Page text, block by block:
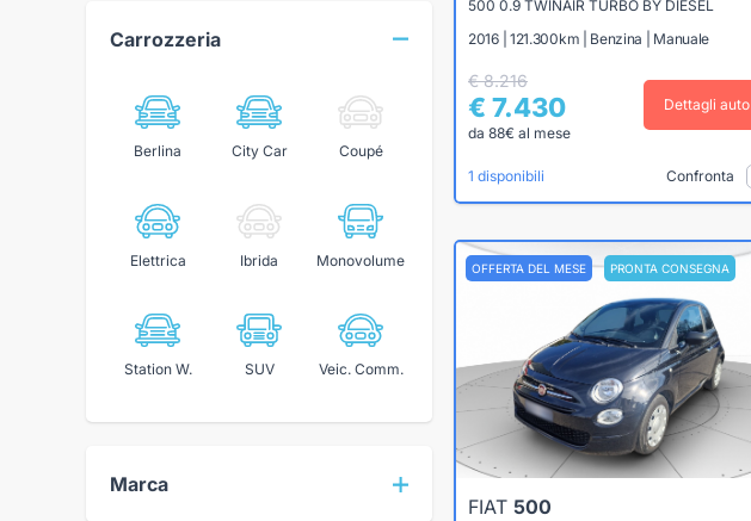
Carrozzeria
Berlina City Car Coupé
Elettrica Ibrida Monovolume
Station W. SUV Veic. Comm.
Marca
500 0.9 TWINAIR TURBO BY DIESEL
2016 | 121.300km | Benzina | Manuale
€ 8.216
€ 7.430
da 88€ al mese
Dettagli auto
1 disponibili Confronta
OFFERTA DEL MESE PRONTA CONSEGNA
FIAT 500